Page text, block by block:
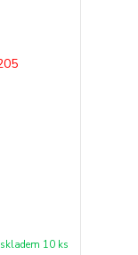
skladem 10 ks